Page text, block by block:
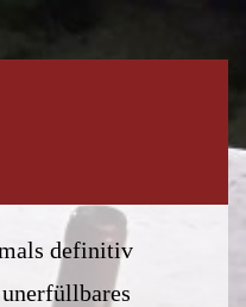
definitiv